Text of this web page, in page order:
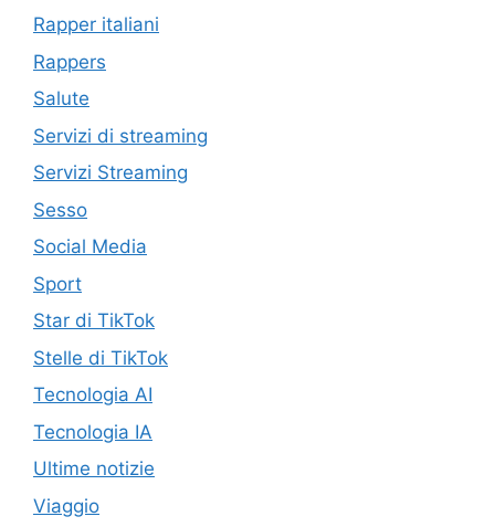
Rapper italiani
Rappers
Salute
Servizi di streaming
Servizi Streaming
Sesso
Social Media
Sport
Star di TikTok
Stelle di TikTok
Tecnologia AI
Tecnologia IA
Ultime notizie
Viaggio